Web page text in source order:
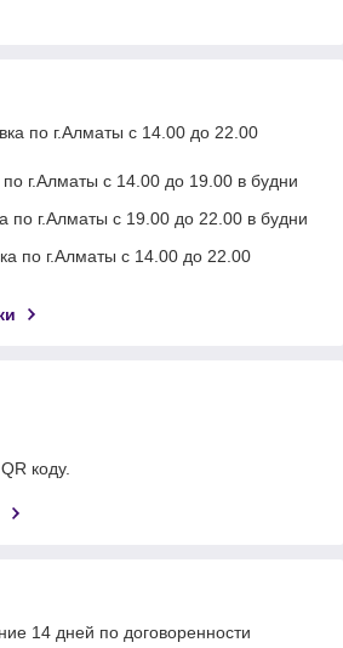
по г.Алматы с 14.00 до 22.00
по г.Алматы с 14.00 до 19.00 в будни
по г.Алматы с 19.00 до 22.00 в будни
по г.Алматы с 14.00 до 22.00
коду.
14 дней по договоренности